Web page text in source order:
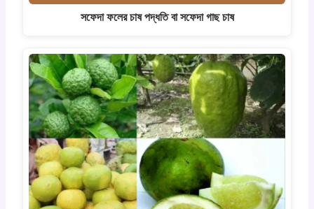
সফেদা ফলের চাষ পদ্ধতি বা সফেদা গাছ চাষ